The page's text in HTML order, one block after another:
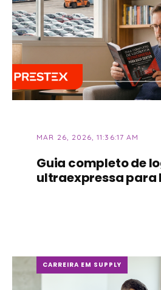
MAR 26, 2026, 11:36:17 AM
Guia completo de
ultraexpressa para
CARREIRA EM SUPPLY